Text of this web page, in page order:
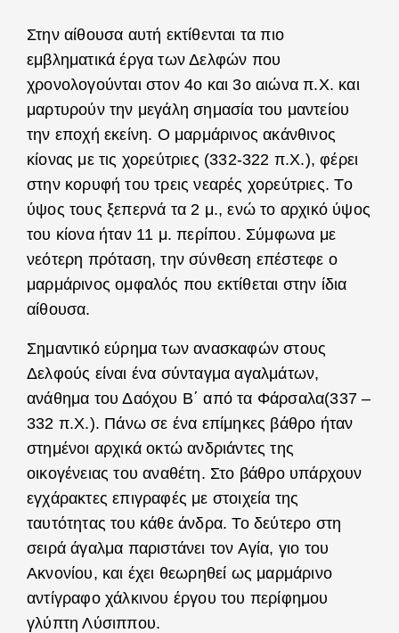
Στην αίθουσα αυτή εκτίθενται τα πιο
εμβληματικά έργα των Δελφών που
χρονολογούνται στον 4ο και 3ο αιώνα π.Χ. και
μαρτυρούν την μεγάλη σημασία του μαντείου
την εποχή εκείνη. Ο μαρμάρινος ακάνθινος
κίονας με τις χορεύτριες (332-322 π.Χ.), φέρει
στην κορυφή του τρεις νεαρές χορεύτριες. Tο
ύψος τους ξεπερνά τα 2 μ., ενώ το αρχικό ύψος
του κίονα ήταν 11 μ. περίπου. Σύμφωνα με
νεότερη πρόταση, την σύνθεση επέστεφε ο
μαρμάρινος ομφαλός που εκτίθεται στην ίδια
αίθουσα.
Σημαντικό εύρημα των ανασκαφών στους
Δελφούς είναι ένα σύνταγμα αγαλμάτων,
ανάθημα του Δαόχου Β΄ από τα Φάρσαλα(337 –
332 π.Χ.). Πάνω σε ένα επίμηκες βάθρο ήταν
στημένοι αρχικά οκτώ ανδριάντες της
οικογένειας του αναθέτη. Στο βάθρο υπάρχουν
εγχάρακτες επιγραφές με στοιχεία της
ταυτότητας του κάθε άνδρα. Το δεύτερο στη
σειρά άγαλμα παριστάνει τον Αγία, γιο του
Ακνονίου, και έχει θεωρηθεί ως μαρμάρινο
αντίγραφο χάλκινου έργου του περίφημου
γλύπτη Λύσιππου.